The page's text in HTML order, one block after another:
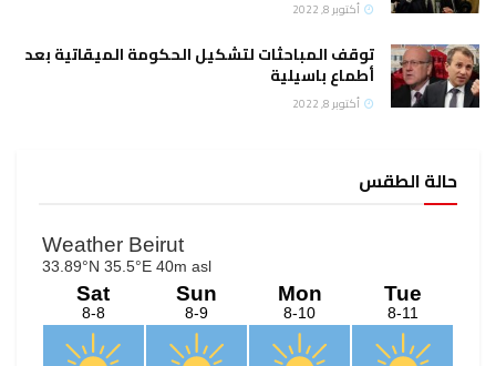
أكتوبر 8, 2022
توقف المباحثات لتشكيل الحكومة الميقاتية بعد
أطماع باسيلية
أكتوبر 8, 2022
حالة الطقس